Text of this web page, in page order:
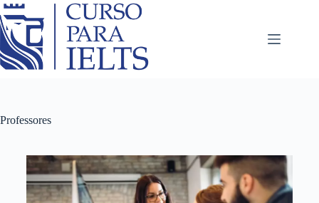
Professores